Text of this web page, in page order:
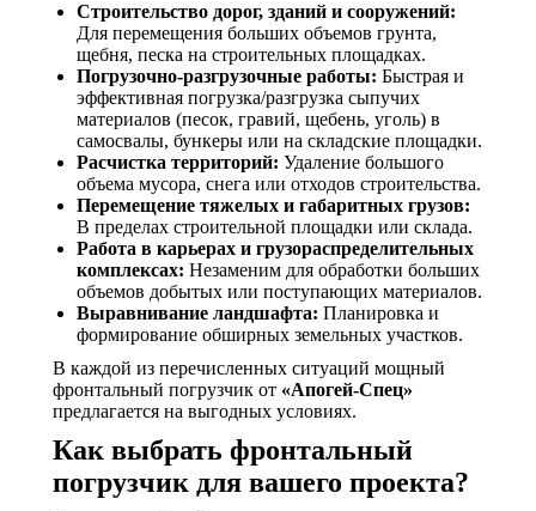
Строительство дорог, зданий и сооружений:
Для перемещения больших объемов грунта,
щебня, песка на строительных площадках.
Погрузочно-разгрузочные работы: Быстрая и
эффективная погрузка/разгрузка сыпучих
материалов (песок, гравий, щебень, уголь) в
самосвалы, бункеры или на складские площадки.
Расчистка территорий: Удаление большого
объема мусора, снега или отходов строительства.
Перемещение тяжелых и габаритных грузов:
В пределах строительной площадки или склада.
Работа в карьерах и грузораспределительных
комплексах: Незаменим для обработки больших
объемов добытых или поступающих материалов.
Выравнивание ландшафта: Планировка и
формирование обширных земельных участков.
В каждой из перечисленных ситуаций мощный
фронтальный погрузчик от «Апогей-Спец»
предлагается на выгодных условиях.
Как выбрать фронтальный
погрузчик для вашего проекта?